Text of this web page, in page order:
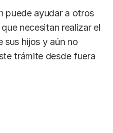
puede ayudar a otros
necesitan realizar el
sus hijos y aún no
trámite desde fuera